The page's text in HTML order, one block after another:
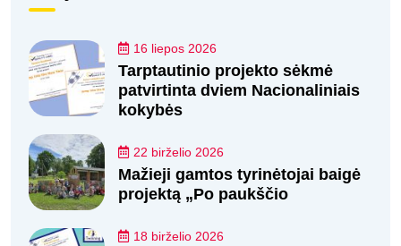
16 liepos 2026
Tarptautinio projekto sėkmė
patvirtinta dviem Nacionaliniais
kokybės
22 birželio 2026
Mažieji gamtos tyrinėtojai baigė
projektą „Po paukščio
18 birželio 2026